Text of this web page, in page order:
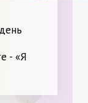
- «Я